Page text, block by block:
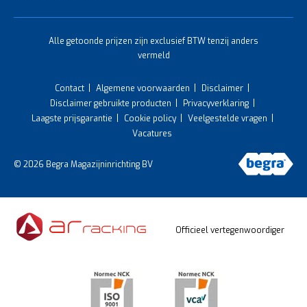
Alle getoonde prijzen zijn exclusief BTW tenzij anders
vermeld
Contact Algemene voorwaarden
Disclaimer
Disclaimer gebruikte producten
Privacyverklaring
Laagste prijsgarantie
Cookie policy
Veelgestelde vragen
Vacatures
© 2026 Begra Magazijninrichting BV
Officieel vertegenwoordiger